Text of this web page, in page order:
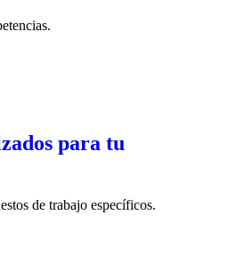
para tu
de trabajo específicos.